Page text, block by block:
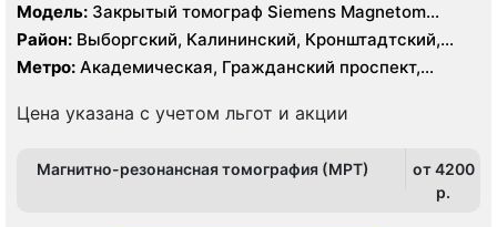
Модель: Закрытый томограф Siemens Magnetom
Essenza 1.5 Тесла, КТ GE BrightSpeed 16 срезов
Район: Выборгский, Калининский, Кронштадтский,
Курортный, Ленинградская область, Приморский
Метро: Академическая, Гражданский проспект,
Мужества, Политехническая, Удельная
Цена указана с учетом льгот и акции
Магнитно-резонансная томография (МРТ)
от 4200
p.